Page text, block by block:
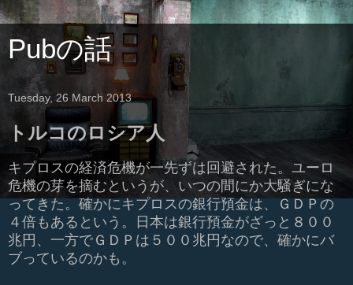
Pubの話
Tuesday, 26 March 2013
トルコのロシア人
キプロスの経済危機が一先ずは回避された。ユーロ
危機の芽を摘むというが、いつの間にか大騒ぎにな
ってきた。確かにキプロスの銀行預金は、ＧＤＰの
４倍もあるという。日本は銀行預金がざっと８００
兆円、一方でＧＤＰは５００兆円なので、確かにバ
ブっているのかも。